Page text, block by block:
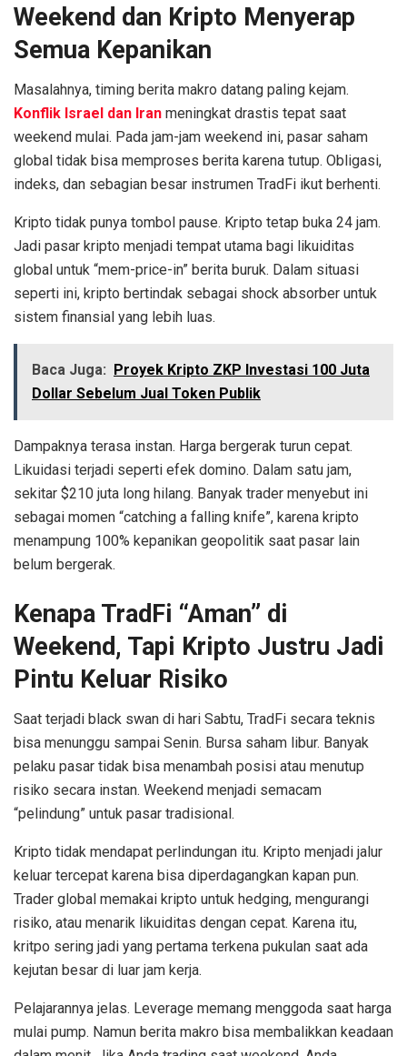
Weekend dan Kripto Menyerap
Semua Kepanikan
Masalahnya, timing berita makro datang paling kejam.
Konflik Israel dan Iran meningkat drastis tepat saat
weekend mulai. Pada jam-jam weekend ini, pasar saham
global tidak bisa memproses berita karena tutup. Obligasi,
indeks, dan sebagian besar instrumen TradFi ikut berhenti.
Kripto tidak punya tombol pause. Kripto tetap buka 24 jam.
Jadi pasar kripto menjadi tempat utama bagi likuiditas
global untuk “mem-price-in” berita buruk. Dalam situasi
seperti ini, kripto bertindak sebagai shock absorber untuk
sistem finansial yang lebih luas.
Baca Juga:
Proyek Kripto ZKP Investasi 100 Juta
Dollar Sebelum Jual Token Publik
Dampaknya terasa instan. Harga bergerak turun cepat.
Likuidasi terjadi seperti efek domino. Dalam satu jam,
sekitar $210 juta long hilang. Banyak trader menyebut ini
sebagai momen “catching a falling knife”, karena kripto
menampung 100% kepanikan geopolitik saat pasar lain
belum bergerak.
Kenapa TradFi “Aman” di
Weekend, Tapi Kripto Justru Jadi
Pintu Keluar Risiko
Saat terjadi black swan di hari Sabtu, TradFi secara teknis
bisa menunggu sampai Senin. Bursa saham libur. Banyak
pelaku pasar tidak bisa menambah posisi atau menutup
risiko secara instan. Weekend menjadi semacam
“pelindung” untuk pasar tradisional.
Kripto tidak mendapat perlindungan itu. Kripto menjadi jalur
keluar tercepat karena bisa diperdagangkan kapan pun.
Trader global memakai kripto untuk hedging, mengurangi
risiko, atau menarik likuiditas dengan cepat. Karena itu,
kritpo sering jadi yang pertama terkena pukulan saat ada
kejutan besar di luar jam kerja.
Pelajarannya jelas. Leverage memang menggoda saat harga
mulai pump. Namun berita makro bisa membalikkan keadaan